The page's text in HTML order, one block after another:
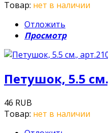
Товар: нет в наличии
Отложить
Просмотр
Петушок, 5.5
46 RUB
Товар: нет в наличии